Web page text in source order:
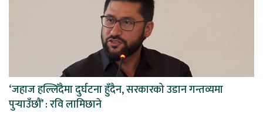
‘जहाज हल्लिँदैमा दुर्घटना हुँदैन, सरकारको उडान गन्तव्यमा
पुर्‍याउँछौं’ : रवि लामिछाने